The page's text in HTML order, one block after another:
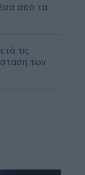
από τα
τις
των